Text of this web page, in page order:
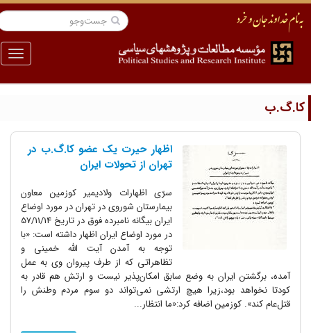
منو
اظهار حیرت یک عضو کا.گ.ب در
تهران از تحولات ایران
سرّی اظهارات ولادیمیر کوزمین معاون
بیمارستان شوروی در تهران در مورد اوضاع
ایران بیگانه نامبرده فوق در تاریخ 57/11/14
در مورد اوضاع ایران اظهار داشته است: «با
توجه به آمدن آیت الله خمینی و
تظاهراتی که از طرف پیروان وی به عمل
آمده، برگشتن ایران به وضع سابق امکان‌پذیر نیست و ارتش هم قادر به
کودتا نخواهد بود،زیرا هیچ ارتشی نمی‌تواند دو سوم مردم وطنش را
قتل‌عام کند». کوزمین اضافه کرد:«ما انتظار...